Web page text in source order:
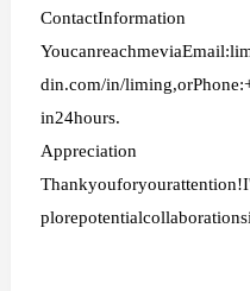
ContactInformation
din.com/in/
in24hours.
Appreciation